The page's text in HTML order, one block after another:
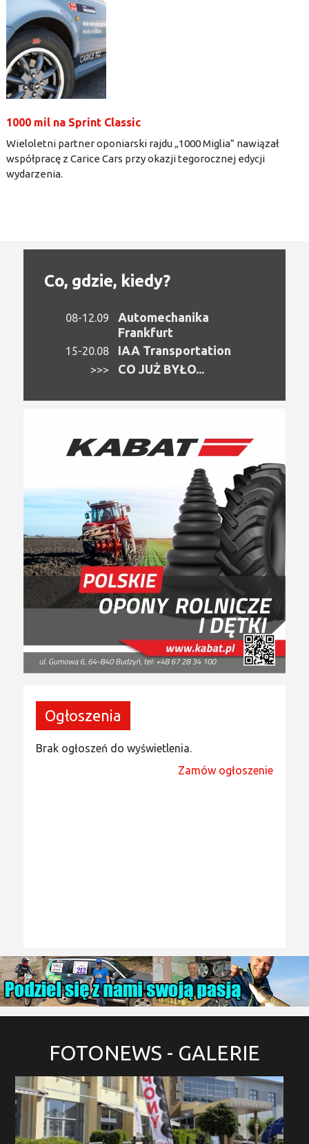
1000 mil na Sprint Classic
Wieloletni partner oponiarski rajdu „1000 Miglia” nawiązał
współpracę z Carice Cars przy okazji tegorocznej edycji
wydarzenia.
Co, gdzie, kiedy?
08-12.09
Automechanika
Frankfurt
15-20.08 IAA Transportation
>>> CO JUŻ BYŁO...
Ogłoszenia
Brak ogłoszeń do wyświetlenia.
Zamów ogłoszenie
FOTONEWS - GALERIE